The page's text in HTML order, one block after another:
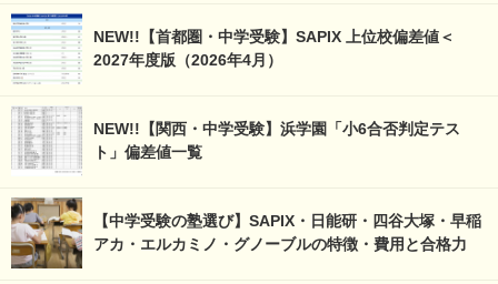
NEW!!【首都圏・中学受験】SAPIX 上位校偏差値＜
2027年度版（2026年4月）
NEW!!【関西・中学受験】浜学園「小6合否判定テス
ト」偏差値一覧
【中学受験の塾選び】SAPIX・日能研・四谷大塚・早稲
アカ・エルカミノ・グノーブルの特徴・費用と合格力